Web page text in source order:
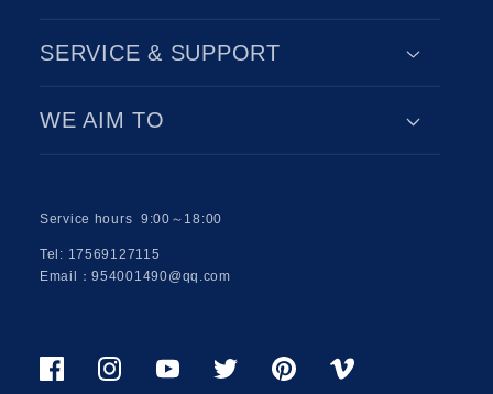
SERVICE & SUPPORT
WE AIM TO
Service hours 9:00～18:00
Tel: 17569127115
Email：954001490@qq.com
FacebookInstagramYoutubeTwitterPinterestViemo